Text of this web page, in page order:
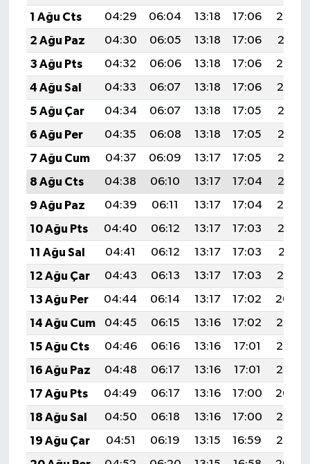
1 Ağu Cts
04:29 06:04 13:18 17:06
20:22
2 Ağu Paz
04:30 06:05 13:18 17:06
20:21
3 Ağu Pts
04:32 06:06 13:18 17:06
20:20
4 Ağu Sal
04:33 06:07 13:18 17:06
20:19
5 Ağu Çar
04:34 06:07 13:18 17:05
20:18
6 Ağu Per
04:35 06:08 13:18 17:05
20:17
7 Ağu Cum
04:37 06:09 13:17 17:05
20:16
8 Ağu Cts
04:38 06:10 13:17 17:04
20:15
9 Ağu Paz
04:39 06:11 13:17 17:04
20:14
10 Ağu Pts
04:40 06:12 13:17 17:03
20:13
11 Ağu Sal
04:41 06:12 13:17 17:03
20:11
12 Ağu Çar
04:43 06:13 13:17 17:03
20:10
13 Ağu Per
04:44 06:14 13:17 17:02
20:09
14 Ağu Cum
04:45 06:15 13:16 17:02
20:08
15 Ağu Cts
04:46 06:16 13:16 17:01
20:07
16 Ağu Paz
04:48 06:17 13:16 17:01
20:05
17 Ağu Pts
04:49 06:17 13:16 17:00
20:04
18 Ağu Sal
04:50 06:18 13:16 17:00
20:03
19 Ağu Çar
04:51 06:19 13:15 16:59
20:02